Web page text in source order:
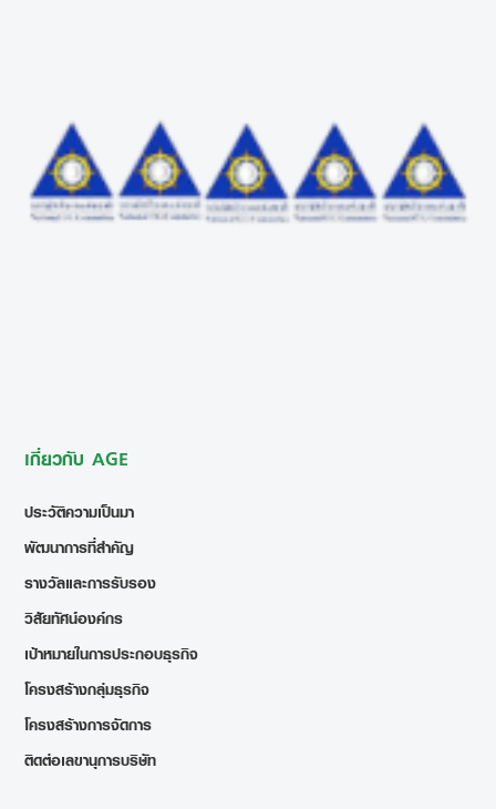
เกี่ยวกับ AGE
ประวัติความเป็นมา
พัฒนาการที่สำคัญ
รางวัลและการรับรอง
วิสัยทัศน์องค์กร
เป้าหมายในการประกอบธุรกิจ
โครงสร้างกลุ่มธุรกิจ
โครงสร้างการจัดการ
ติดต่อเลขานุการบริษัท